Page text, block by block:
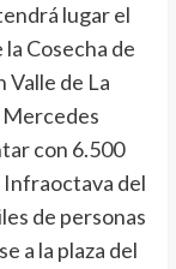
lugar el
Cosecha de
Valle de La
Mercedes
con 6.500
Infraoctava del
de personas
a la plaza del